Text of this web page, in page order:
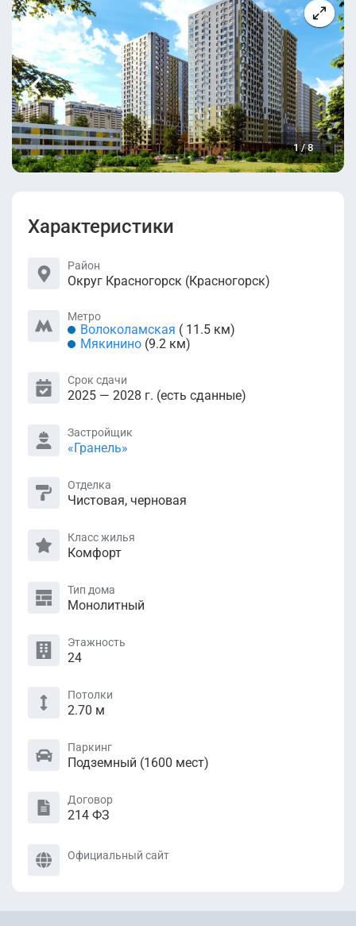
1/8
Характеристики
Район
Округ Красногорск (Красногорск)
Метро
Волоколамская ( 11.5 км)
Мякинино (9.2 км)
Срок сдачи
2025 — 2028 г. (есть сданные)
Застройщик
«Гранель»
Отделка
Чистовая, черновая
Класс жилья
Комфорт
Тип дома
Монолитный
Этажность
24
Потолки
2.70 м
Паркинг
Подземный (1600 мест)
Договор
214 ФЗ
Официальный сайт